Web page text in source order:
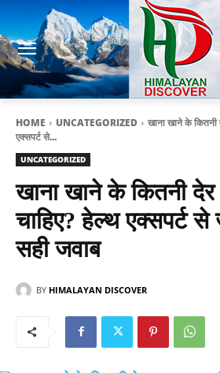
HOME UNCATEGORIZED
खाना खाने के कितनी
एक्सपर्ट से...
UNCATEGORIZED
खाना खाने के कितनी देर
चाहिए? हेल्थ एक्सपर्ट से
सही जवाब
BY HIMALAYAN DISCOVER